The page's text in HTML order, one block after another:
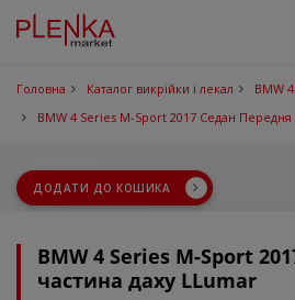
Головна Каталог викрійки і лекал
BMW
BMW 4 Series M-Sport 2017 Седан
ДОДАТИ ДО КОШИКА
BMW 4 Series M-Sport
частина даху LLumar